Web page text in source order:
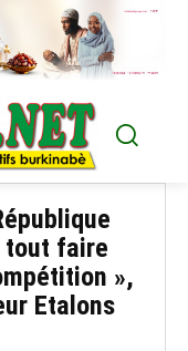
tout faire
»,
Etalons